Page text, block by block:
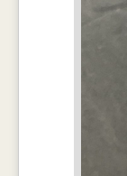
Main Gear ใบต่
ตามรูปอ้างอิง แ